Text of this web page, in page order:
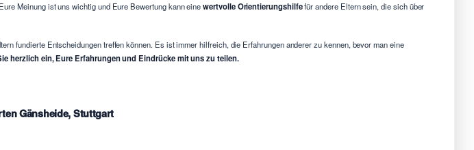
Meinung ist uns wichtig und Eure Bewertung kann einewertvolle Orientierungshilfefür andere Eltern sein, die sich über
fundierte Entscheidungen treffen können. Es ist immer hilfreich, die Erfahrungen anderer zu kennen, bevor man eine
herzlich ein, Eure Erfahrungen und Eindrücke mit uns zu teilen.
Gänsheide, Stuttgart